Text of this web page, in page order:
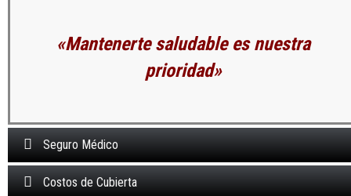
«Mantenerte saludable es nuestra
prioridad»
Seguro Médico
Costos de Cubierta